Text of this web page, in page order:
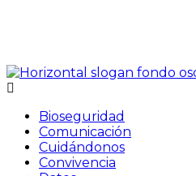
Bioseguridad
Comunicación
Cuidándonos
Convivencia